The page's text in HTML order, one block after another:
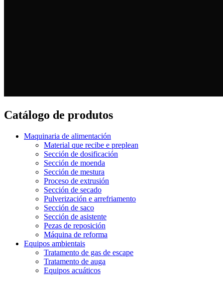
Catálogo de produtos
Maquinaria de alimentación
Material que recibe e preplean
Sección de dosificación
Sección de moenda
Sección de mestura
Proceso de extrusión
Sección de secado
Pulverización e arrefriamento
Sección de saco
Sección de asistente
Pezas de reposición
Máquina de reforma
Equipos ambientais
Tratamento de gas de escape
Tratamento de auga
Equipos acuáticos